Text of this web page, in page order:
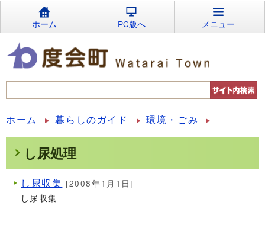
ホーム PC版へ メニュー
ホーム 暮らしのガイド 環境・ごみ
し尿処理
し尿収集 [2008年1月1日]
し尿収集